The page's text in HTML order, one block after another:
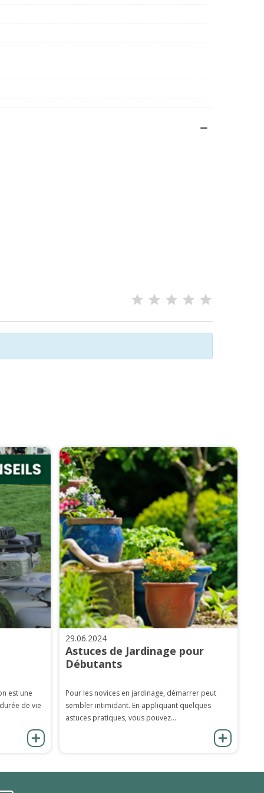
est une
de vie
29.06.2024
Astuces de Jardinage pour
Débutants
Pour les novices en jardinage, démarrer peut
sembler intimidant. En appliquant quelques
astuces pratiques, vous pouvez...